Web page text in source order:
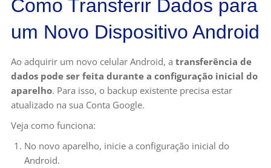
Como Transferir Dados para
um Novo Dispositivo Android
Ao adquirir um novo celular Android, a transferência de
dados pode ser feita durante a configuração inicial do
aparelho. Para isso, o backup existente precisa estar
atualizado na sua Conta Google.
Veja como funciona:
No novo aparelho, inicie a configuração inicial do
Android.